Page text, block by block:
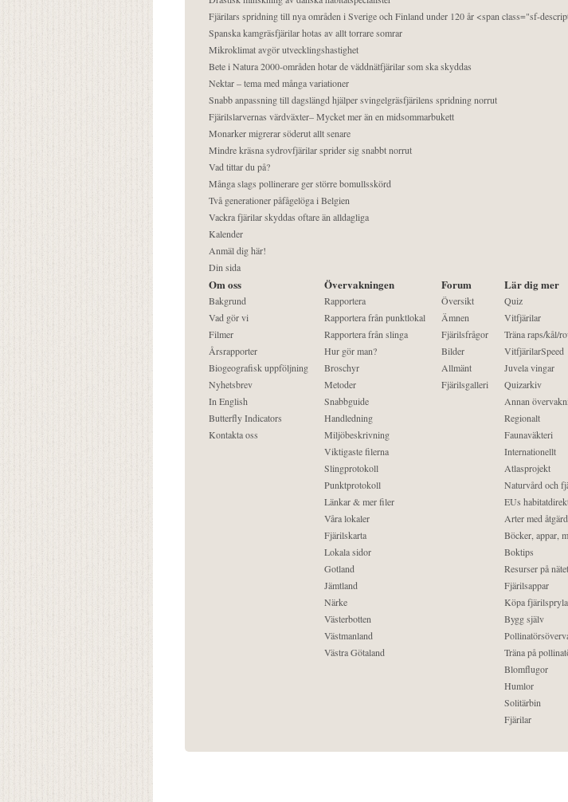
Fjärilars spridning till nya områden i Sverige och Finland under 120 år <span class="sf-
Spanska kamgräsfjärilar hotas av allt torrare somrar
Mikroklimat avgör utvecklingshastighet
Bete i Natura 2000-områden hotar de väddnätfjärilar som ska skyddas
Nektar – tema med många variationer
Snabb anpassning till dagslängd hjälper svingelgräsfjärilens spridning norrut
Fjärilslarvernas värdväxter– Mycket mer än en midsommarbukett
Monarker migrerar söderut allt senare
Mindre kräsna sydrovfjärilar sprider sig snabbt norrut
Vad tittar du på?
Många slags pollinerare ger större bomullsskörd
Två generationer påfågelöga i Belgien
Vackra fjärilar skyddas oftare än alldagliga
Kalender
Anmäl dig här!
Din sida
Om oss
Bakgrund
Vad gör vi
Filmer
Årsrapporter
Biogeografisk uppföljning
Nyhetsbrev
In English
Butterfly Indicators
Kontakta oss
Övervakningen
Rapportera
Rapportera från punktlokal
Rapportera från slinga
Hur gör man?
Broschyr
Metoder
Snabbguide
Handledning
Miljöbeskrivning
Viktigaste filerna
Slingprotokoll
Punktprotokoll
Länkar & mer filer
Våra lokaler
Fjärilskarta
Lokala sidor
Gotland
Jämtland
Närke
Västerbotten
Västmanland
Västra Götaland
Forum
Översikt
Ämnen
Fjärilsfrågor
Bilder
Allmänt
Fjärilsgalleri
Lär dig mer
Quiz
Vitfjärilar
Träna raps/kål/
VitfjärilarSpeed
Juvela vingar
Quizarkiv
Annan
Regionalt
Faunaväkteri
Internationellt
Atlasprojekt
Naturvård och
EUs
Arter med
Böcker, appar,
Boktips
Resurser på nätet
Fjärilsappar
Köpa
Bygg själv
Träna på
Blomflugor
Humlor
Solitärbin
Fjärilar